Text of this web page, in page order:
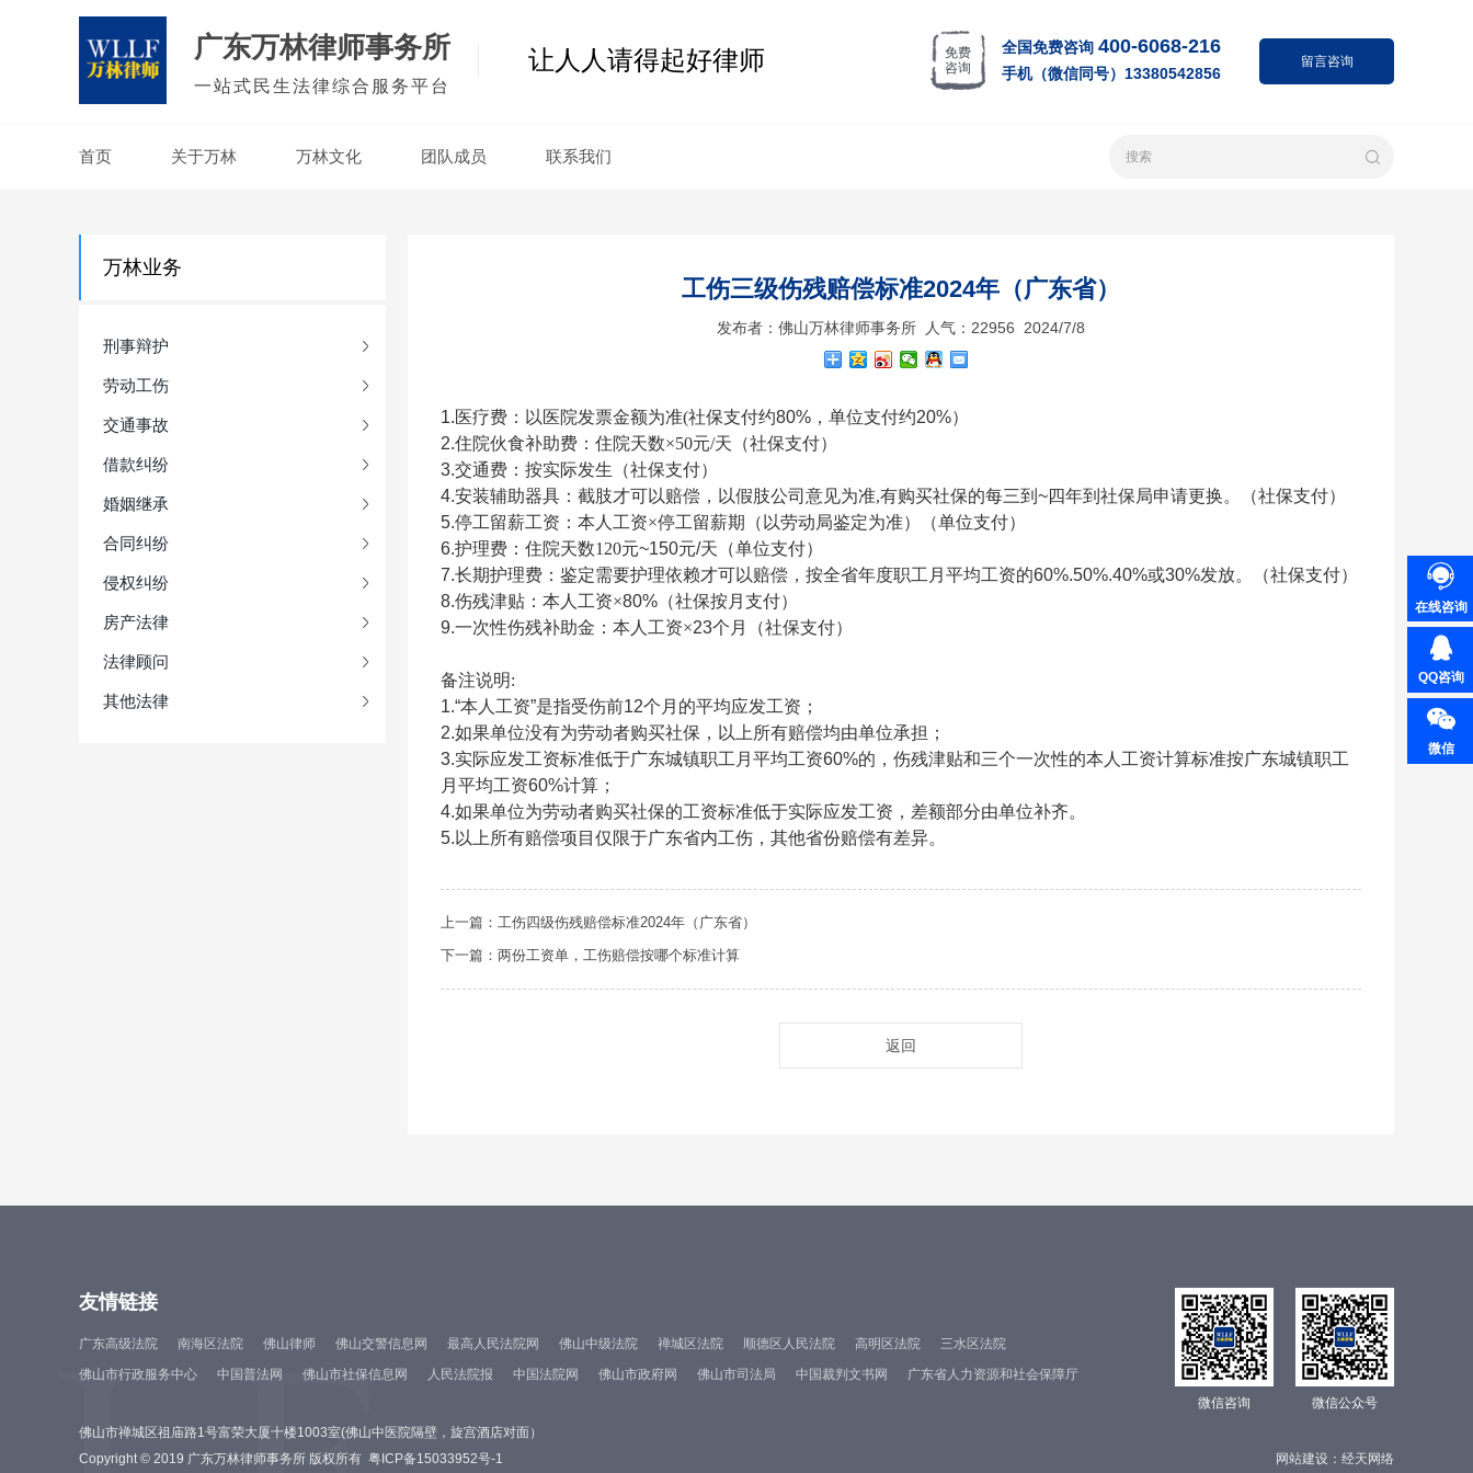
广东万林律师事务所
一站式民生法律综合服务平台
让人人请得起好律师 留言咨询
免费
咨询
全国免费咨询 400-6068-216
手机（微信同号）13380542856
首页 关于万林 万林文化 团队成员 联系我们
万林业务
刑事辩护
劳动工伤
交通事故
借款纠纷
婚姻继承
合同纠纷
侵权纠纷
房产法律
法律顾问
其他法律
工伤三级伤残赔偿标准2024年（广东省）
发布者：佛山万林律师事务所 人气：22956 2024/7/8
1.医疗费：以医院发票金额为准(社保支付约80%，单位支付约20%）
2.住院伙食补助费：住院天数×50元/天 （社保支付）
3.交通费：按实际发生（社保支付）
4.安装辅助器具：截肢才可以赔偿，以假肢公司意见为准,有购买社保的每三到~四年到社保局申请更换。（社保支付）
5.停工留薪工资：本人工资×停工留薪期（以劳动局鉴定为准）（单位支付）
6.护理费：住院天数120元~150元/天（单位支付）
7.长期护理费：鉴定需要护理依赖才可以赔偿，按全省年度职工月平均工资的60%.50%.40%或30%发放。（社保支付）
8.伤残津贴：本人工资×80%（社保按月支付）
9.一次性伤残补助金：本人工资×23个月（社保支付）
备注说明:
1.“本人工资”是指受伤前12个月的平均应发工资；
2.如果单位没有为劳动者购买社保，以上所有赔偿均由单位承担；
3.实际应发工资标准低于广东城镇职工月平均工资60%的，伤残津贴和三个一次性的本人工资计算标准按广东城镇职工
月平均工资60%计算；
4.如果单位为劳动者购买社保的工资标准低于实际应发工资，差额部分由单位补齐。
5.以上所有赔偿项目仅限于广东省内工伤，其他省份赔偿有差异。
上一篇：工伤四级伤残赔偿标准2024年（广东省）
下一篇：两份工资单，工伤赔偿按哪个标准计算
返回
友情链接
广东高级法院 南海区法院 佛山律师 佛山交警信息网 最高人民法院网 佛山中级法院 禅城区法院 顺德区人民法院 高明区法院
三水区法院
佛山市行政服务中心
中国普法网 佛山市社保信息网 人民法院报 中国法院网 佛山市政府网 佛山市司法局 中国裁判文书网
广东省人力资源和社会保障厅
微信咨询
微信公众号
佛山市禅城区祖庙路1号富荣大厦十楼1003室(佛山中医院隔壁，旋宫酒店对面）
Copyright © 2019 广东万林律师事务所 版权所有 粤ICP备15033952号-1 网站建设： 经天网络
在线咨询
QQ咨询
微信